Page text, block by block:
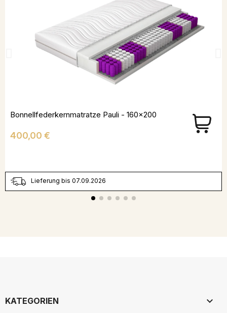
Bonnellfederkernmatratze Pauli - 160x200
Preis
400,00 €
Lieferung bis 07.09.2026
KATEGORIEN 